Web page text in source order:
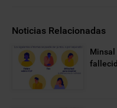
Noticias Relacionadas
Minsal